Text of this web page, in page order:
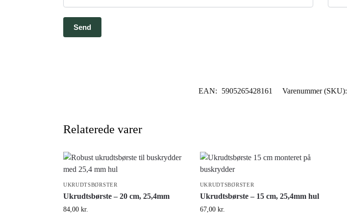
EAN: 5905265428161 Varenummer (SKU):
Relaterede varer
UKRUDTSBØRSTER
Ukrudtsbørste – 20 cm, 25,4mm
84,00 kr.
UKRUDTSBØRSTER
Ukrudtsbørste – 15 cm, 25,4mm hul
67,00 kr.